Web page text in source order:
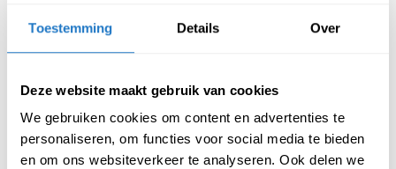
Toestemming Details Over
Deze website maakt gebruik van cookies
We gebruiken cookies om content en advertenties te
personaliseren, om functies voor social media te bieden
en om ons websiteverkeer te analyseren. Ook delen we
leverbaar in een 30 & 40 cm brede variant.
– 1 kolom
Kleur romp: Grijs RAL7035
Kleur deuren leverbaar in: